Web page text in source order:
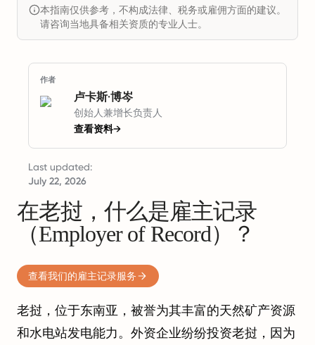
本指南仅供参考，不构成法律、税务或雇佣方面的建议。
请咨询当地具备相关资质的专业人士。
作者
卢卡斯·博岑
创始人兼增长负责人
查看资料→
Last updated:
July 22, 2026
在老挝，什么是雇主记录
（Employer of Record）？
查看我们的雇主记录服务
老挝，位于东南亚，被誉为其丰富的天然矿产资源
和水电站发电能力。外资企业纷纷投资老挝，因为